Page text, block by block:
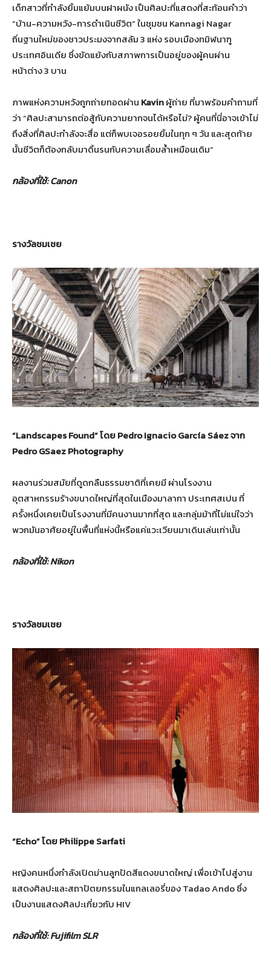
เด็กสาวที่กำลังยิ้มแย้มบนฝาผนัง เป็นศิลปะที่แสดงที่สะท้อนคำว่า
“บ้าน-ความหวัง-การดำเนินชีวิต” ในชุมชน Kannagi Nagar
ถิ่นฐานใหม่ของชาวประมงจากสลัม 3 แห่ง รอบเมืองทมิฬนาฑู
ประเทศอินเดีย ซึ่งขัดแย้งกับสภาพการเป็นอยู่ของผู้คนผ่าน
หน้าต่าง 3 บาน
ภาพแห่งความหวังถูกถ่ายทอดผ่าน Kavinผู้ถ่าย ที่มาพร้อมคำถามที่
ว่า “ศิลปะสามารถต่อสู้กับความยากจนได้หรือไม่? ผู้คนที่นี่อาจเข้าไม่
ถึงสิ่งที่ศิลปะกำลังจะสื่อ แต่ก็พบเจอรอยยิ้มในทุก ๆ วัน และสุดท้าย
นั้นชีวิตก็ต้องกลับมาดิ้นรนกับความเลื่อมล้ำเหมือนเดิม”
กล้องที่ใช้: Canon
รางวัลชมเชย
“Landscapes Found”โดยPedro Ignacio García Sáezจาก
Pedro GSaez Photography
ผลงานร่วมสมัยที่ดูดกลืนธรรมชาติที่เคยมี ผ่านโรงงาน
อุตสาหกรรมร้างขนาดใหญ่ที่สุดในเมืองมาลากา ประเทศสเปน ที่
ครั้งหนึ่งเคยเป็นโรงงานที่มีคนงานมากที่สุด และกลุ่มม้าที่ไม่แน่ใจว่า
พวกมันอาศัยอยู่ในพื้นที่แห่งนี้หรือแค่แวะเวียนมาเดินเล่นเท่านั้น
กล้องที่ใช้: Nikon
รางวัลชมเชย
“Echo”โดยPhilippe Sarfati
หญิงคนหนึ่งกำลังเปิดม่านลูกปัดสีแดงขนาดใหญ่ เพื่อเข้าไปสู่งาน
แสดงศิลปะและสถาปัตยกรรมในแกลเลอรี่ของ Tadao Ando ซึ่ง
เป็นงานแสดงศิลปะเกี่ยวกับ HIV
กล้องที่ใช้: Fujifilm SLR